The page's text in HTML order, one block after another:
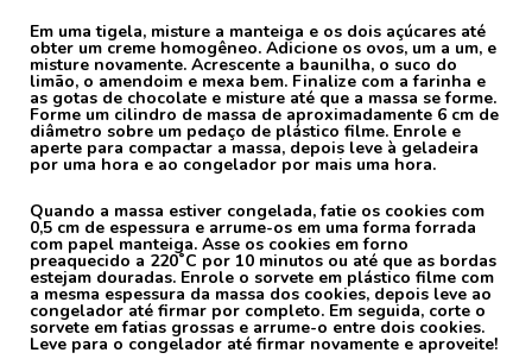
Em uma tigela, misture a manteiga e os dois açúcares até
obter um creme homogêneo. Adicione os ovos, um a um, e
misture novamente. Acrescente a baunilha, o suco do
limão, o amendoim e mexa bem. Finalize com a farinha e
as gotas de chocolate e misture até que a massa se forme.
Forme um cilindro de massa de aproximadamente 6 cm de
diâmetro sobre um pedaço de plástico filme. Enrole e
aperte para compactar a massa, depois leve à geladeira
por uma hora e ao congelador por mais uma hora.
Quando a massa estiver congelada, fatie os cookies com
0,5 cm de espessura e arrume-os em uma forma forrada
com papel manteiga. Asse os cookies em forno
preaquecido a 220˚C por 10 minutos ou até que as bordas
estejam douradas. Enrole o sorvete em plástico filme com
a mesma espessura da massa dos cookies, depois leve ao
congelador até firmar por completo. Em seguida, corte o
sorvete em fatias grossas e arrume-o entre dois cookies.
Leve para o congelador até firmar novamente e aproveite!